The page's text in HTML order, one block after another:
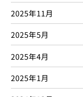
2025年11月
2025年5月
2025年4月
2025年1月